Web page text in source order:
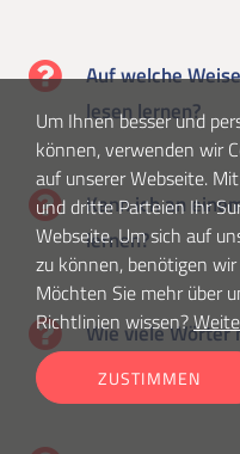
Auf welche
lesen lernen?
Kann ich an
lernen?
Wie viele Wörter
der
Um Ihnen besser und
können, verwenden wir
auf unserer Webseite.
und dritte Parteien Ihr
Webseite. Um sich auf
zu können, benötigen
Möchten Sie mehr über
Richtlinien wissen?
ZUSTIMMEN